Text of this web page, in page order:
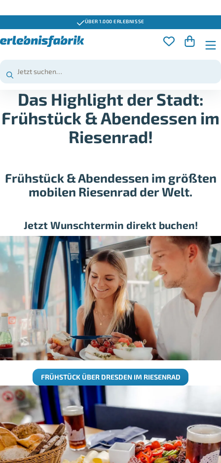
ÜBER 1.000 ERLEBNISSE
Das Highlight der Stadt:
Frühstück & Abendessen im
Riesenrad!
Frühstück & Abendessen im größten
mobilen Riesenrad der Welt.
Jetzt Wunschtermin direkt buchen!
FRÜHSTÜCK ÜBER DRESDEN IM RIESENRAD